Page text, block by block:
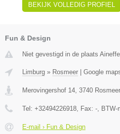
BEKIJK VOLLEDIG PROFIEL
Fun & Design
Niet gevestigd in de plaats
Limburg » Rosmeer | Google
Merovingershof 14 3740 Rosmeer
Tel: +32494226918 , Fax: - , BTW-
E-mail › Fun & Design